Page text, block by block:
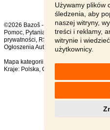
Używamy plików
śledzenia, aby
naszej witryny,
treści i reklamy,
witrynie i
użytkownicy.
©2026 Bazoš -
sprzedam, ogłoszenia
Pomoc, Pytania Komentarze,Kontakt ,
prywatności, RSS
Ogłoszenia Auto ogółem:1269, w ciągu
Mapa kategorii
Popularne
Kraje: Polska, Czechy